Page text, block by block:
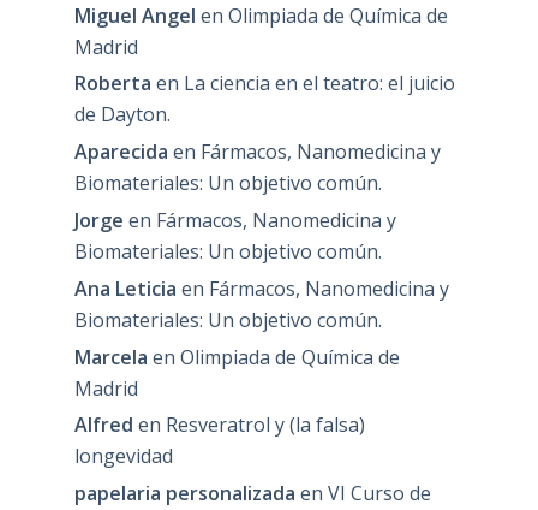
Miguel Angel en Olimpiada de Química de
Madrid
Roberta en La ciencia en el teatro: el juicio
de Dayton.
Aparecida en Fármacos, Nanomedicina y
Biomateriales: Un objetivo común.
Jorge en Fármacos, Nanomedicina y
Biomateriales: Un objetivo común.
Ana Leticia en Fármacos, Nanomedicina y
Biomateriales: Un objetivo común.
Marcela en Olimpiada de Química de
Madrid
Alfred en Resveratrol y (la falsa)
longevidad
papelaria personalizada en VI Curso de